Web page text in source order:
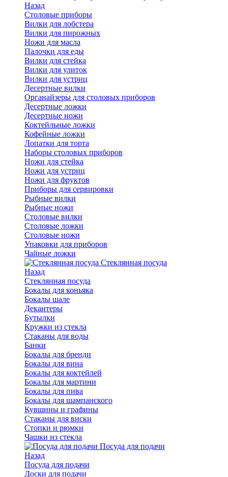
Назад
Cтоловые приборы
Вилки для лобстера
Вилки для пирожных
Ножи для масла
Палочки для еды
Вилки для стейка
Вилки для улиток
Вилки для устриц
Десертные вилки
Органайзеры для столовых приборов
Десертные ложки
Десертные ножи
Коктейльные ложки
Кофейные ложки
Лопатки для торта
Наборы столовых приборов
Ножи для стейка
Ножи для устриц
Ножи для фруктов
Приборы для сервировки
Рыбные вилки
Рыбные ножи
Столовые вилки
Столовые ложки
Столовые ножи
Упаковки для приборов
Чайные ложки
Стеклянная посуда
Назад
Стеклянная посуда
Бокалы для коньяка
Бокалы шале
Декантеры
Бутылки
Кружки из стекла
Стаканы для воды
Банки
Бокалы для бренди
Бокалы для вина
Бокалы для коктейлей
Бокалы для мартини
Бокалы для пива
Бокалы для шампанского
Кувшины и графины
Стаканы для виски
Стопки и рюмки
Чашки из стекла
Посуда для подачи
Назад
Посуда для подачи
Доски для подачи